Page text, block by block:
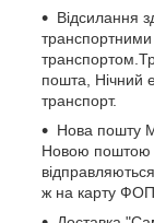
Відсилання
пошта, Нічний
транспорт.
Нова пошту
Новою поштою
ж на карту ФОП.